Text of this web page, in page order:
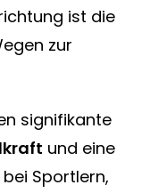
ist die
zur
signifikante
und eine
Sportlern,